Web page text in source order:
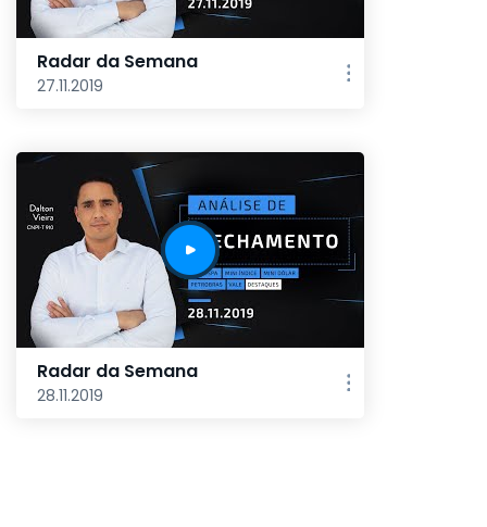
Radar da Semana
27.11.2019
Radar da Semana
28.11.2019